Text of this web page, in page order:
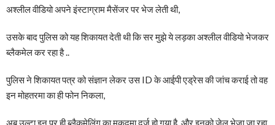
अश्लील वीडियो अपने इंस्टाग्राम मैसेंजर पर भेज लेती थी,
उसके बाद पुलिस को यह शिकायत देती थी कि सर मुझे ये लड़का अश्लील वीडियो भेजकर
ब्लैकमेल कर रहा है ..
पुलिस ने शिकायत पत्र को संज्ञान लेकर उस ID के आईपी एड्रेस की जांच कराई तो वह
इन मोहतरमा का ही फोन निकला,
अब उल्टा इन पर ही ब्लैकमेलिंग का मुकदमा दर्ज हो गया है, और इनको जेल भेजा जा रहा